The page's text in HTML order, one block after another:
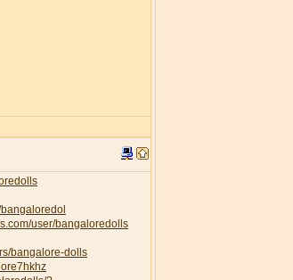
user/bangaloredolls
bangalore-dolls